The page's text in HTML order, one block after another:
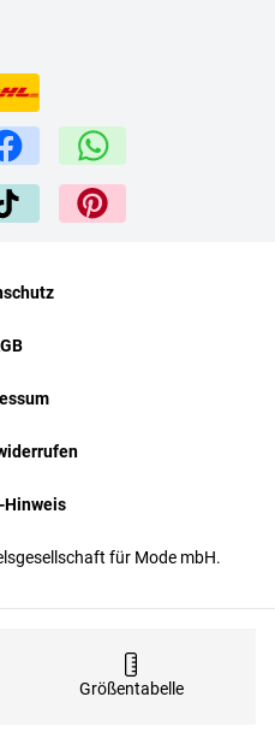
Größentabelle
für Mode mbH.
Hinweis